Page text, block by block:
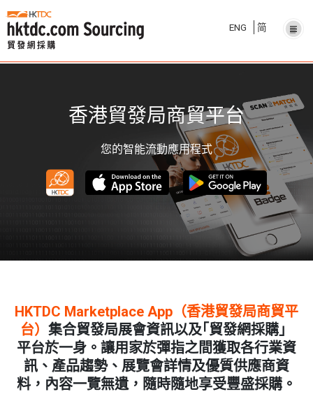
ENG 简
香港貿發局商貿平台
您的智能流動應用程式
HKTDC Marketplace App（香港貿發局商貿平
台） 集合貿發局展會資訊以及｢貿發網採購」
平台於一身。讓用家於彈指之間獲取各行業資
訊、產品趨勢、展覽會詳情及優質供應商資
料，內容一覽無遺，隨時隨地享受豐盛採購。